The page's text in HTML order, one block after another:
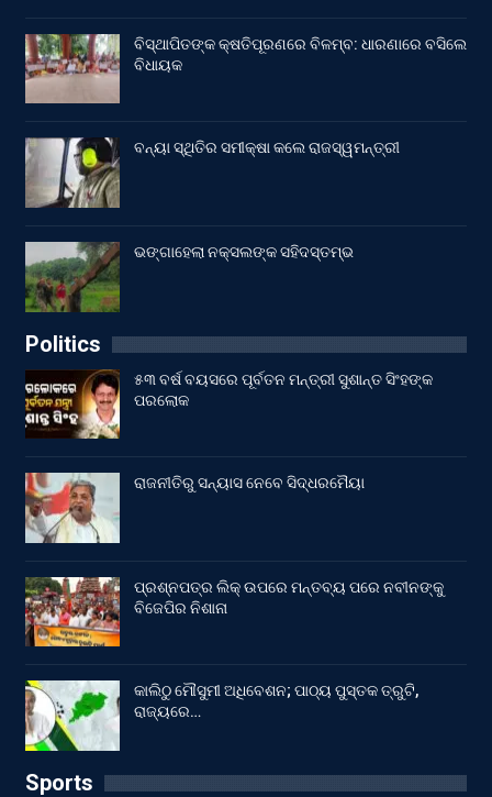
ବିସ୍ଥାପିତଙ୍କ କ୍ଷତିପୂରଣରେ ବିଳମ୍ବ: ଧାରଣାରେ ବସିଲେ
ବିଧାୟକ
ବନ୍ୟା ସ୍ଥିତିର ସମୀକ୍ଷା କଲେ ରାଜସ୍ୱମନ୍ତ୍ରୀ
ଭଙ୍ଗାହେଲା ନକ୍ସଲଙ୍କ ସହିଦସ୍ତମ୍ଭ
Politics
୫୩ ବର୍ଷ ବୟସରେ ପୂର୍ବତନ ମନ୍ତ୍ରୀ ସୁଶାନ୍ତ ସିଂହଙ୍କ
ପରଲୋକ
ରାଜନୀତିରୁ ସନ୍ୟାସ ନେବେ ସିଦ୍ଧରମୈୟା
ପ୍ରଶ୍ନପତ୍ର ଲିକ୍ ଉପରେ ମନ୍ତବ୍ୟ ପରେ ନବୀନଙ୍କୁ
ବିଜେପିର ନିଶାନା
କାଲିଠୁ ମୌସୁମୀ ଅଧିବେଶନ; ପାଠ୍ୟ ପୁସ୍ତକ ତ୍ରୁଟି,
ରାଜ୍ୟରେ…
Sports